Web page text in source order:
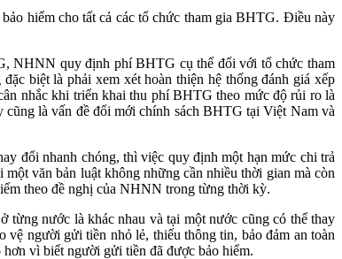
hiểm cho tất cả các tổ chức tham gia BHTG. Điều này
NHNN quy định phí BHTG cụ thể đối với tổ chức tham
biệt là phải xem xét hoàn thiện hệ thống đánh giá xếp
nhắc khi triển khai thu phí BHTG theo mức độ rủi ro là
cũng là vấn đề đổi mới chính sách BHTG tại Việt Nam và
đổi nhanh chóng, thì việc quy định một hạn mức chi trả
văn bản luật không những cần nhiều thời gian mà còn
theo đề nghị của NHNN trong từng thời kỳ.
nước là khác nhau và tại một nước cũng có thể thay
người gửi tiền nhỏ lẻ, thiếu thông tin, bảo đảm an toàn
vì biết người gửi tiền đã được bảo hiểm.